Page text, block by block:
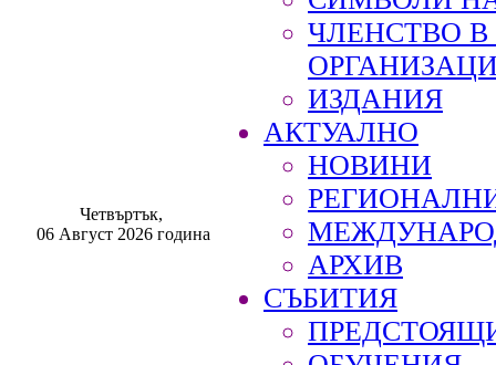
Четвъртък,
06 Август 2026 година
ЧЛЕНСТВО
ИЗДАНИЯ
АКТУАЛНО
НОВИНИ
АРХИВ
СЪБИТИЯ